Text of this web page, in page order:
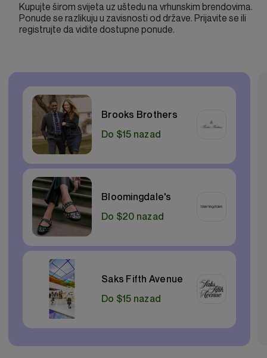
Kupujte širom svijeta uz uštedu na vrhunskim brendovima.
Ponude se razlikuju u zavisnosti od države. Prijavite se ili
registrujte da vidite dostupne ponude.
Brooks Brothers
Do $15 nazad
Bloomingdale's
Do $20 nazad
Saks Fifth Avenue
Do $15 nazad